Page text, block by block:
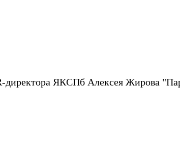
ЯКСПб Алексея Жирова